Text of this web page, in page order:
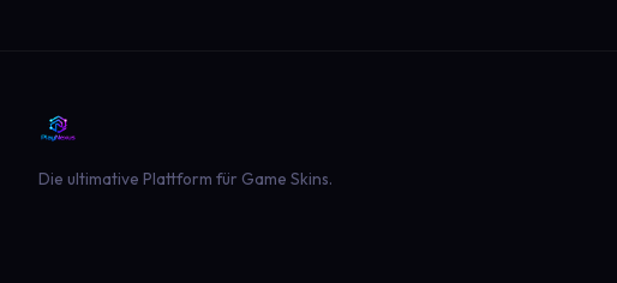
Die ultimative Plattform für Game Skins.